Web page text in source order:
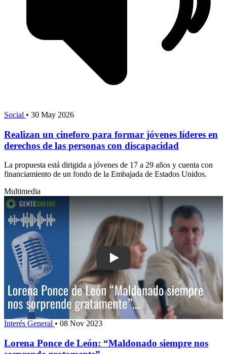
Social • 30 May 2026
Realizan un cineforo para formar jóvenes líderes en
derechos de las personas con discapacidad
La propuesta está dirigida a jóvenes de 17 a 29 años y cuenta con
financiamiento de un fondo de la Embajada de Estados Unidos.
Multimedia
Play: Lorena Ponce de León:
Interés General • 08 Nov 2023
Lorena Ponce de León: “Maldonado siempre nos